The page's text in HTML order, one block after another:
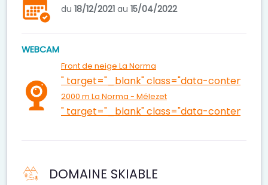
du 18/12/2021 au 15/04/2022
WEBCAM
Front de neige La Norma
" target="_blank" class="data-content">La
2000 m La Norma - Mélezet
" target="_blank" class="data-
DOMAINE SKIABLE